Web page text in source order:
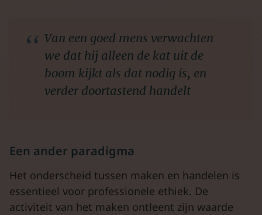
Van een goed mens verwachten
we dat hij alleen de kat uit de
boom kijkt als dat nodig is, en
verder doortastend handelt
Een ander paradigma
Het onderscheid tussen maken en handelen is
essentieel voor professionele ethiek. De
activiteit van het maken ontleent zijn waarde